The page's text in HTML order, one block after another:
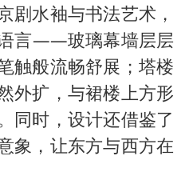
剧水袖与书法艺术，
言——玻璃幕墙层层
触般流畅舒展；塔楼
外扩，与裙楼上方形
同时，设计还借鉴了
象，让东方与西方在